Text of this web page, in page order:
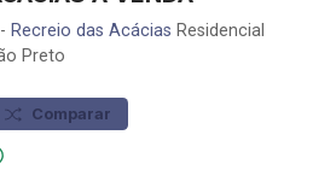
- Recreio das Acácias Residencial
Preto
Comparar